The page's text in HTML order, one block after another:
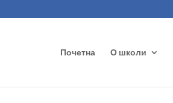
Почетна О школи